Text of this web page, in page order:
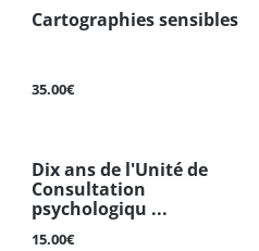
Cartographies sensibles
35.00€
Dix ans de l'Unité de
Consultation
psychologiqu ...
15.00€